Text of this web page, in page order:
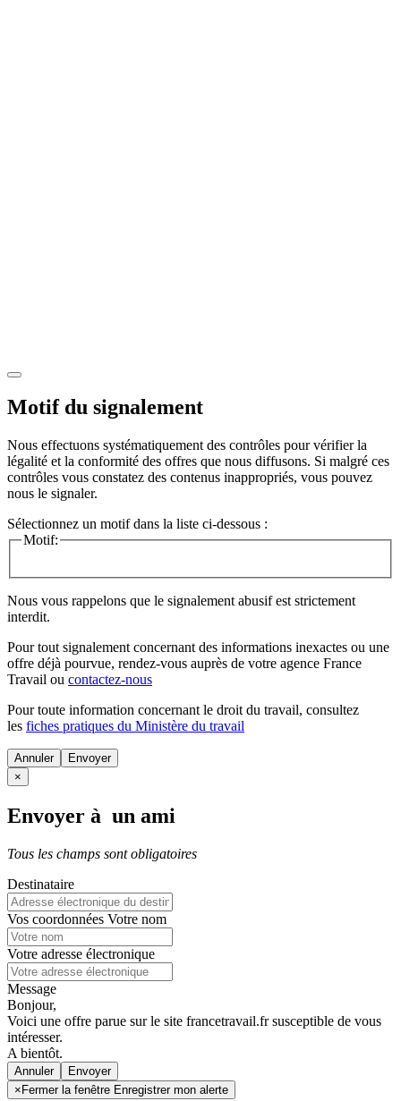
Motif du signalement
Nous effectuons systématiquement des contrôles pour vérifier la
légalité et la conformité des offres que nous diffusons. Si malgré ces
contrôles vous constatez des contenus inappropriés, vous pouvez
nous le signaler.
Sélectionnez un motif dans la liste ci-dessous :
Motif:
Nous vous rappelons que le signalement abusif est strictement
interdit.
Pour tout signalement concernant des informations inexactes ou une
offre déjà pourvue, rendez-vous auprès de votre agence France
Travail ou contactez-nous
Pour toute information concernant le droit du travail, consultez
les fiches pratiques du Ministère du travail
Annuler
×
Envoyer à un ami
Tous les champs sont obligatoires
Destinataire
Vos coordonnées Votre nom
Votre adresse électronique
Message
Bonjour,
Voici une offre parue sur le site francetravail.fr susceptible de vous
intéresser.
A bientôt.
Annuler
× Fermer la fenêtre Enregistrer mon alerte